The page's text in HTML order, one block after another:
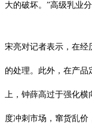
大的破坏。”高级乳业
宋亮对记者表示，在经
的处理。此外，在产品
上，钟薛高过于强化横
度冲刺市场，窜货乱价